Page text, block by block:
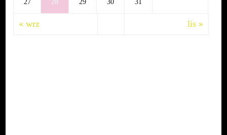
27 28 29 30 31
« wrz lis »